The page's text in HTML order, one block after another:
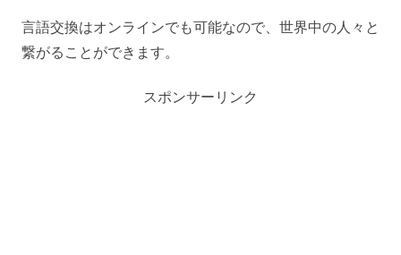
言語交換はオンラインでも可能なので、世界中の人々と
繋がることができます。
スポンサーリンク